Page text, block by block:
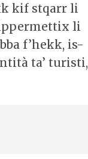
kif stqarr li
li
f’hekk, is-
ta’ turisti,